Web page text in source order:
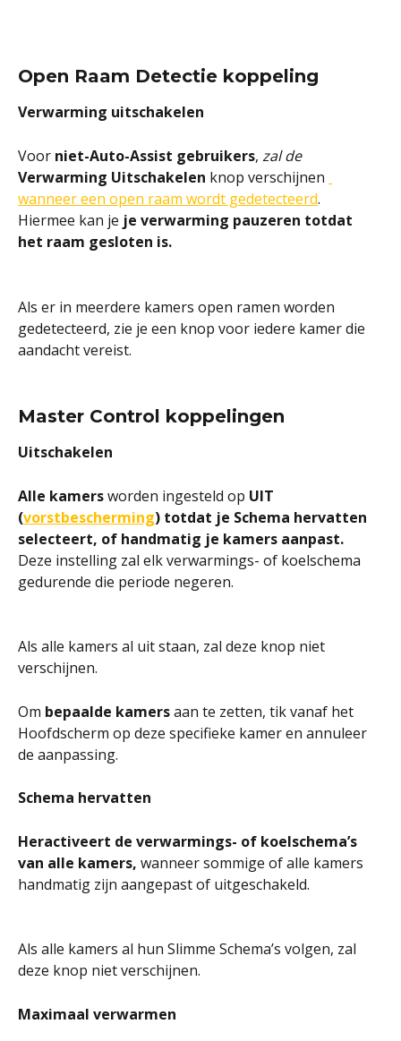
Open Raam Detectie koppeling
Verwarming uitschakelen
Voor niet-Auto-Assist gebruikers, zal de
Verwarming Uitschakelen knop verschijnen
wanneer een open raam wordt gedetecteerd.
Hiermee kan je je verwarming pauzeren totdat
het raam gesloten is.
Als er in meerdere kamers open ramen worden
gedetecteerd, zie je een knop voor iedere kamer die
aandacht vereist.
Master Control koppelingen
Uitschakelen
Alle kamers worden ingesteld op UIT
(vorstbescherming) totdat je Schema hervatten
selecteert, of handmatig je kamers aanpast.
Deze instelling zal elk verwarmings- of koelschema
gedurende die periode negeren.
Als alle kamers al uit staan, zal deze knop niet
verschijnen.
Om bepaalde kamers aan te zetten, tik vanaf het
Hoofdscherm op deze specifieke kamer en annuleer
de aanpassing.
Schema hervatten
Heractiveert de verwarmings- of koelschema’s
van alle kamers, wanneer sommige of alle kamers
handmatig zijn aangepast of uitgeschakeld.
Als alle kamers al hun Slimme Schema’s volgen, zal
deze knop niet verschijnen.
Maximaal verwarmen